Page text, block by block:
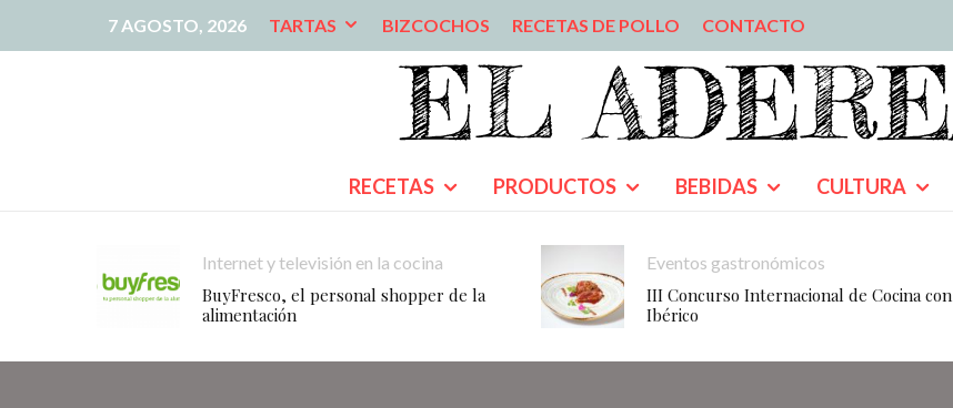
7 AGOSTO, 2026 TARTAS BIZCOCHOS RECETAS DE POLLO CONTACTO
RECETAS PRODUCTOS BEBIDAS CULTURA
Internet y televisión en la cocina
BuyFresco, el personal shopper de la
alimentación
Eventos gastronómicos
III Concurso Internacional de Cocina con
Ibérico